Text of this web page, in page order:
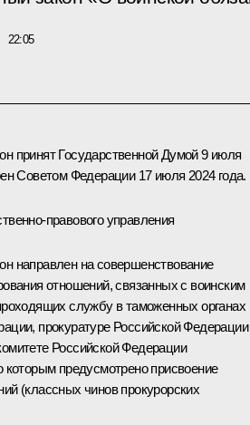
22:05
принят Государственной Думой 9 июля
Советом Федерации 17 июля 2024 года.
правового управления
направлен на совершенствование
отношений, связанных с воинским
службу в таможенных органах
прокуратуре Российской Федерации
Российской Федерации
которым предусмотрено присвоение
(классных чинов прокурорских